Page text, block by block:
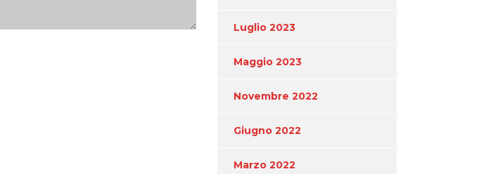
Luglio 2023
Maggio 2023
Novembre 2022
Giugno 2022
Marzo 2022